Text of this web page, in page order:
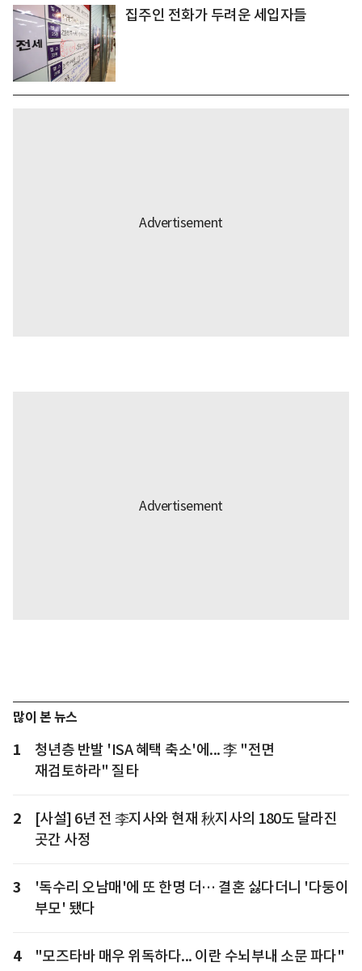
집주인 전화가 두려운 세입자들
많이 본 뉴스
1
청년층 반발 'ISA 혜택 축소'에... 李 "전면
재검토하라" 질타
2
[사설] 6년 전 李지사와 현재 秋지사의 180도 달라진
곳간 사정
3
'독수리 오남매'에 또 한명 더… 결혼 싫다더니 '다둥이
부모' 됐다
4 "모즈타바 매우 위독하다... 이란 수뇌부내 소문 파다"